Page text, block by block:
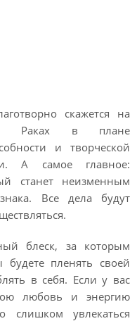
скажется на
Раках в плане
и творческой
А самое главное:
станет неизменным
Все дела будут
блеск, за которым
пленять своей
в себя. Если у вас
любовь и энергию
увлекаться